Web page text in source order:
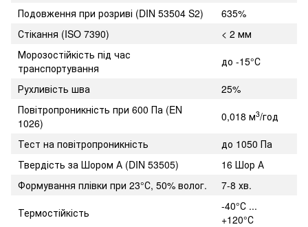
Подовження при розриві (DIN 53504 S2)
635%
Стікання (ISO 7390)
< 2 мм
Морозостійкість під час
транспортування
до -15°С
Рухливість шва
25%
Повітропроникність при 600 Па (EN
1026)
0,018 м3/год
Тест на повітропроникність
до 1050 Па
Твердість за Шором А (DIN 53505)
16 Шор А
Формування плівки при 23°С, 50% волог.
7-8 хв.
Термостійкість
-40°С ...
+120°С